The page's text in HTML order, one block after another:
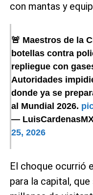
con mantas y
🚨 Maestros de la
botellas contra
repliegue con
Autoridades
donde ya se
al Mundial 2026.
—
25, 2026
El choque ocurrió
para la capital,